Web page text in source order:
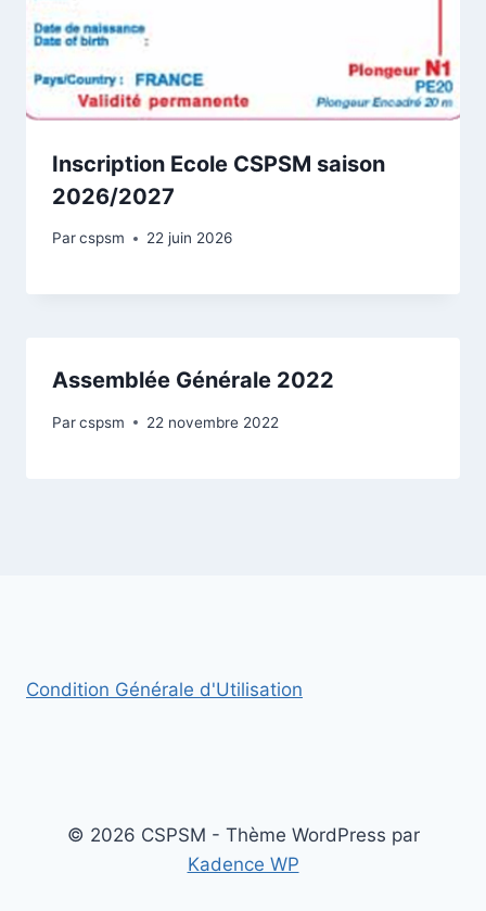
Inscription Ecole CSPSM saison
2026/2027
Parcspsm 22 juin 2026
Assemblée Générale 2022
Parcspsm 22 novembre 2022
Condition Générale d'Utilisation
© 2026 CSPSM - Thème WordPress par
Kadence WP